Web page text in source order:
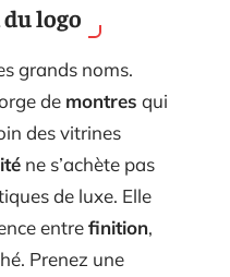
logo
grands noms.
de montres qui
des vitrines
ne s’achète pas
de luxe. Elle
entrefinition,
Prenez une